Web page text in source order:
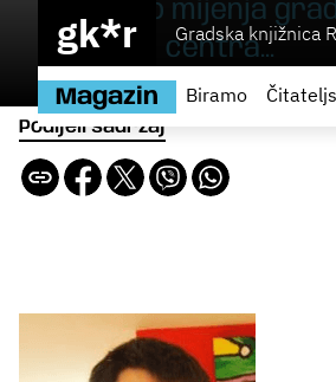
gk*r Gradska knjižnica
Magazin Biramo
radikalno mijenja
periferiji centra...
Podijeli sadržaj